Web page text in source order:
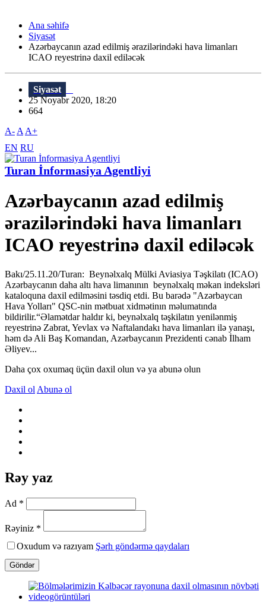
Ana səhifə
Siyasət
Azərbaycanın azad edilmiş ərazilərindəki hava limanları
ICAO reyestrinə daxil ediləcək
Siyasət
25 Noyabr 2020, 18:20
664
A- A A+
EN RU
Turan İnformasiya Agentliyi
Azərbaycanın azad edilmiş
ərazilərindəki hava limanları
ICAO reyestrinə daxil ediləcək
Bakı/25.11.20/Turan: Beynəlxalq Mülki Aviasiya Təşkilatı (ICAO)
Azərbaycanın daha altı hava limanının beynəlxalq məkan indeksləri
kataloquna daxil edilməsini təsdiq etdi. Bu barədə "Azərbaycan
Hava Yolları" QSC-nin mətbuat xidmətinın məlumatında
bildirilir.“Əlamətdar haldır ki, beynəlxalq təşkilatın yenilənmiş
reyestrinə Zabrat, Yevlax və Naftalandakı hava limanları ilə yanaşı,
həm də Ali Baş Komandan, Azərbaycanın Prezidenti cənab İlham
Əliyev...
Daha çox oxumaq üçün daxil olun və ya abunə olun
Daxil ol Abunə ol
Rəy yaz
Ad *
Rəyiniz *
Oxudum və razıyam Şərh göndərmə qaydaları
Göndər